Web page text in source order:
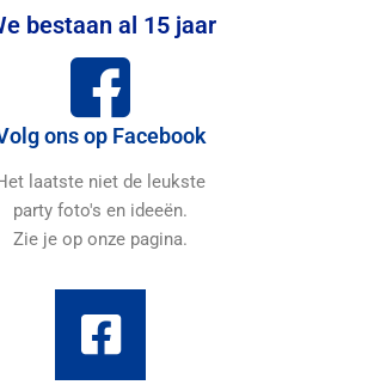
bestaan al 15 jaar
ons op Facebook
laatste niet de leukste
party foto's en ideeën.
Zie je op onze pagina.